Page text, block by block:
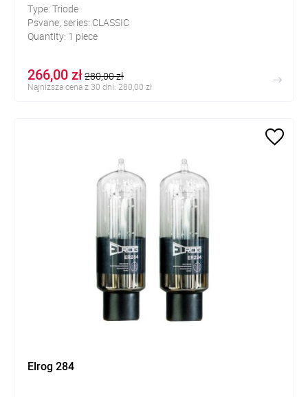
Type: Triode
Psvane, series: CLASSIC
Quantity: 1 piece
266,00 zł280,00 zł
Najniższa cena z 30 dni: 280,00 zł
Elrog 284